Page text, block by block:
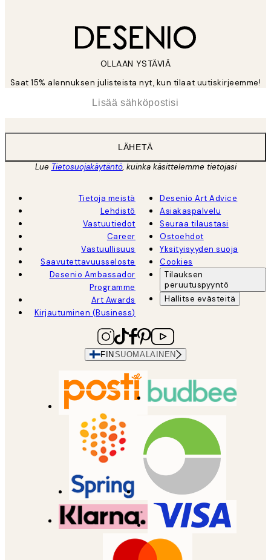
OLLAAN YSTÄVIÄ
Saat 15% alennuksen julisteista nyt, kun tilaat uutiskirjeemme!
LÄHETÄ
Lue Tietosuojakäytäntö, kuinka käsittelemme tietojasi
Tietoja meistä
Lehdistö
Vastuutiedot
Career
Vastuullisuus
Saavutettavuusseloste
Desenio Ambassador
Programme
Art Awards
Kirjautuminen (Business)
Desenio Art Advice
Asiakaspalvelu
Seuraa tilaustasi
Ostoehdot
Yksityisyyden suoja
Cookies
Tilauksen
peruutuspyyntö
Hallitse evästeitä
FIN SUOMALAINEN